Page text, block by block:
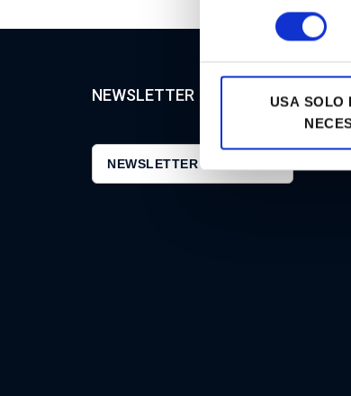
USA SOLO
NEWSLETTER
NEWSLETTER GOODSTAR